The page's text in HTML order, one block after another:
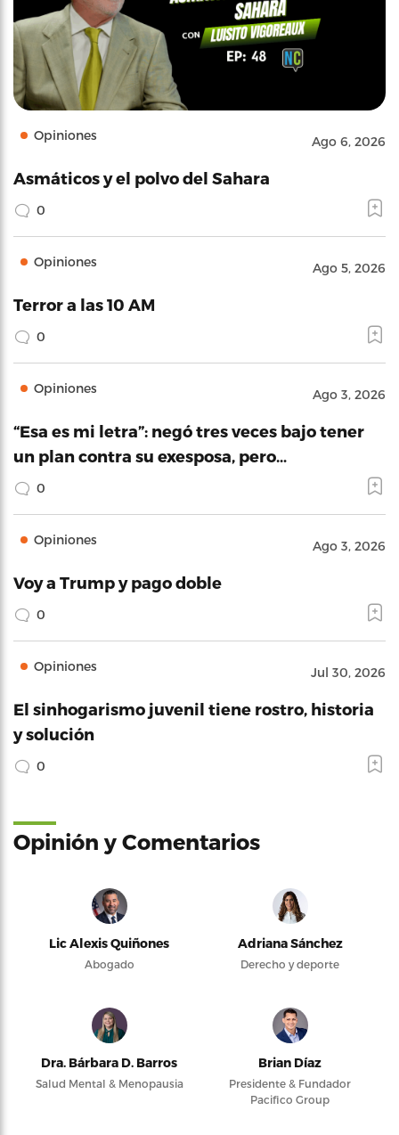
Opiniones Ago 6, 2026
Asmáticos y el polvo del Sahara
0
Opiniones Ago 5, 2026
Terror a las 10 AM
0
Opiniones Ago 3, 2026
“Esa es mi letra”: negó tres veces bajo tener
un plan contra su exesposa, pero…
0
Opiniones Ago 3, 2026
Voy a Trump y pago doble
0
Opiniones Jul 30, 2026
El sinhogarismo juvenil tiene rostro, historia
y solución
0
Opinión y Comentarios
Lic Alexis Quiñones
Abogado
Adriana Sánchez
Derecho y deporte
Dra. Bárbara D. Barros
Salud Mental & Menopausia
Brian Díaz
Presidente & Fundador
Pacifico Group